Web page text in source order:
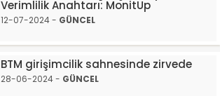
Verimlilik Anahtarı: MonitUp
12-07-2024 - GÜNCEL
BTM girişimcilik sahnesinde zirvede
28-06-2024 - GÜNCEL